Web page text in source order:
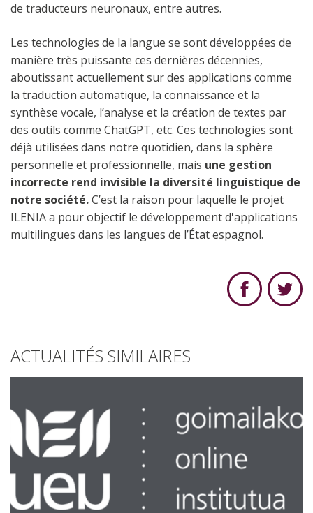
de traducteurs neuronaux, entre autres.
Les technologies de la langue se sont développées de
manière très puissante ces dernières décennies,
aboutissant actuellement sur des applications comme
la traduction automatique, la connaissance et la
synthèse vocale, l’analyse et la création de textes par
des outils comme ChatGPT, etc. Ces technologies sont
déjà utilisées dans notre quotidien, dans la sphère
personnelle et professionnelle, mais une gestion
incorrecte rend invisible la diversité linguistique de
notre société.C’est la raison pour laquelle le projet
ILENIA a pour objectif le développement d'applications
multilingues dans les langues de l’État espagnol.
ACTUALITÉS SIMILAIRES